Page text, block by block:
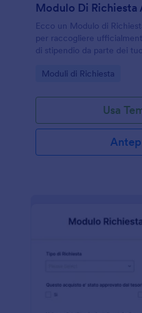
Ecco un Modulo di
per raccogliere
di stipendio da parte dei
suo stipendio attuale, il
la lettera di giustificazione
supervisori, lo stato di
di chi ha preso la
personalizzare
adattarlo alle esigenze
Go to Category:
Moduli di Richiesta
Usa